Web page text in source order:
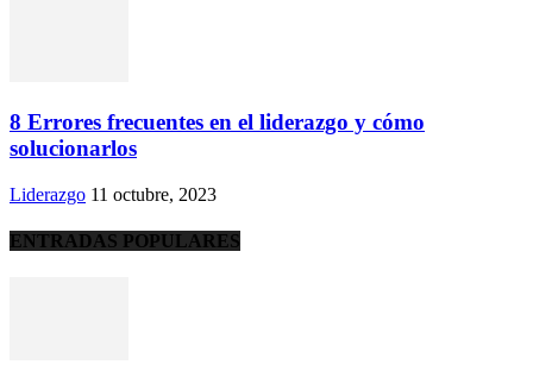
8 Errores frecuentes en el liderazgo y cómo
solucionarlos
Liderazgo 11 octubre, 2023
ENTRADAS POPULARES